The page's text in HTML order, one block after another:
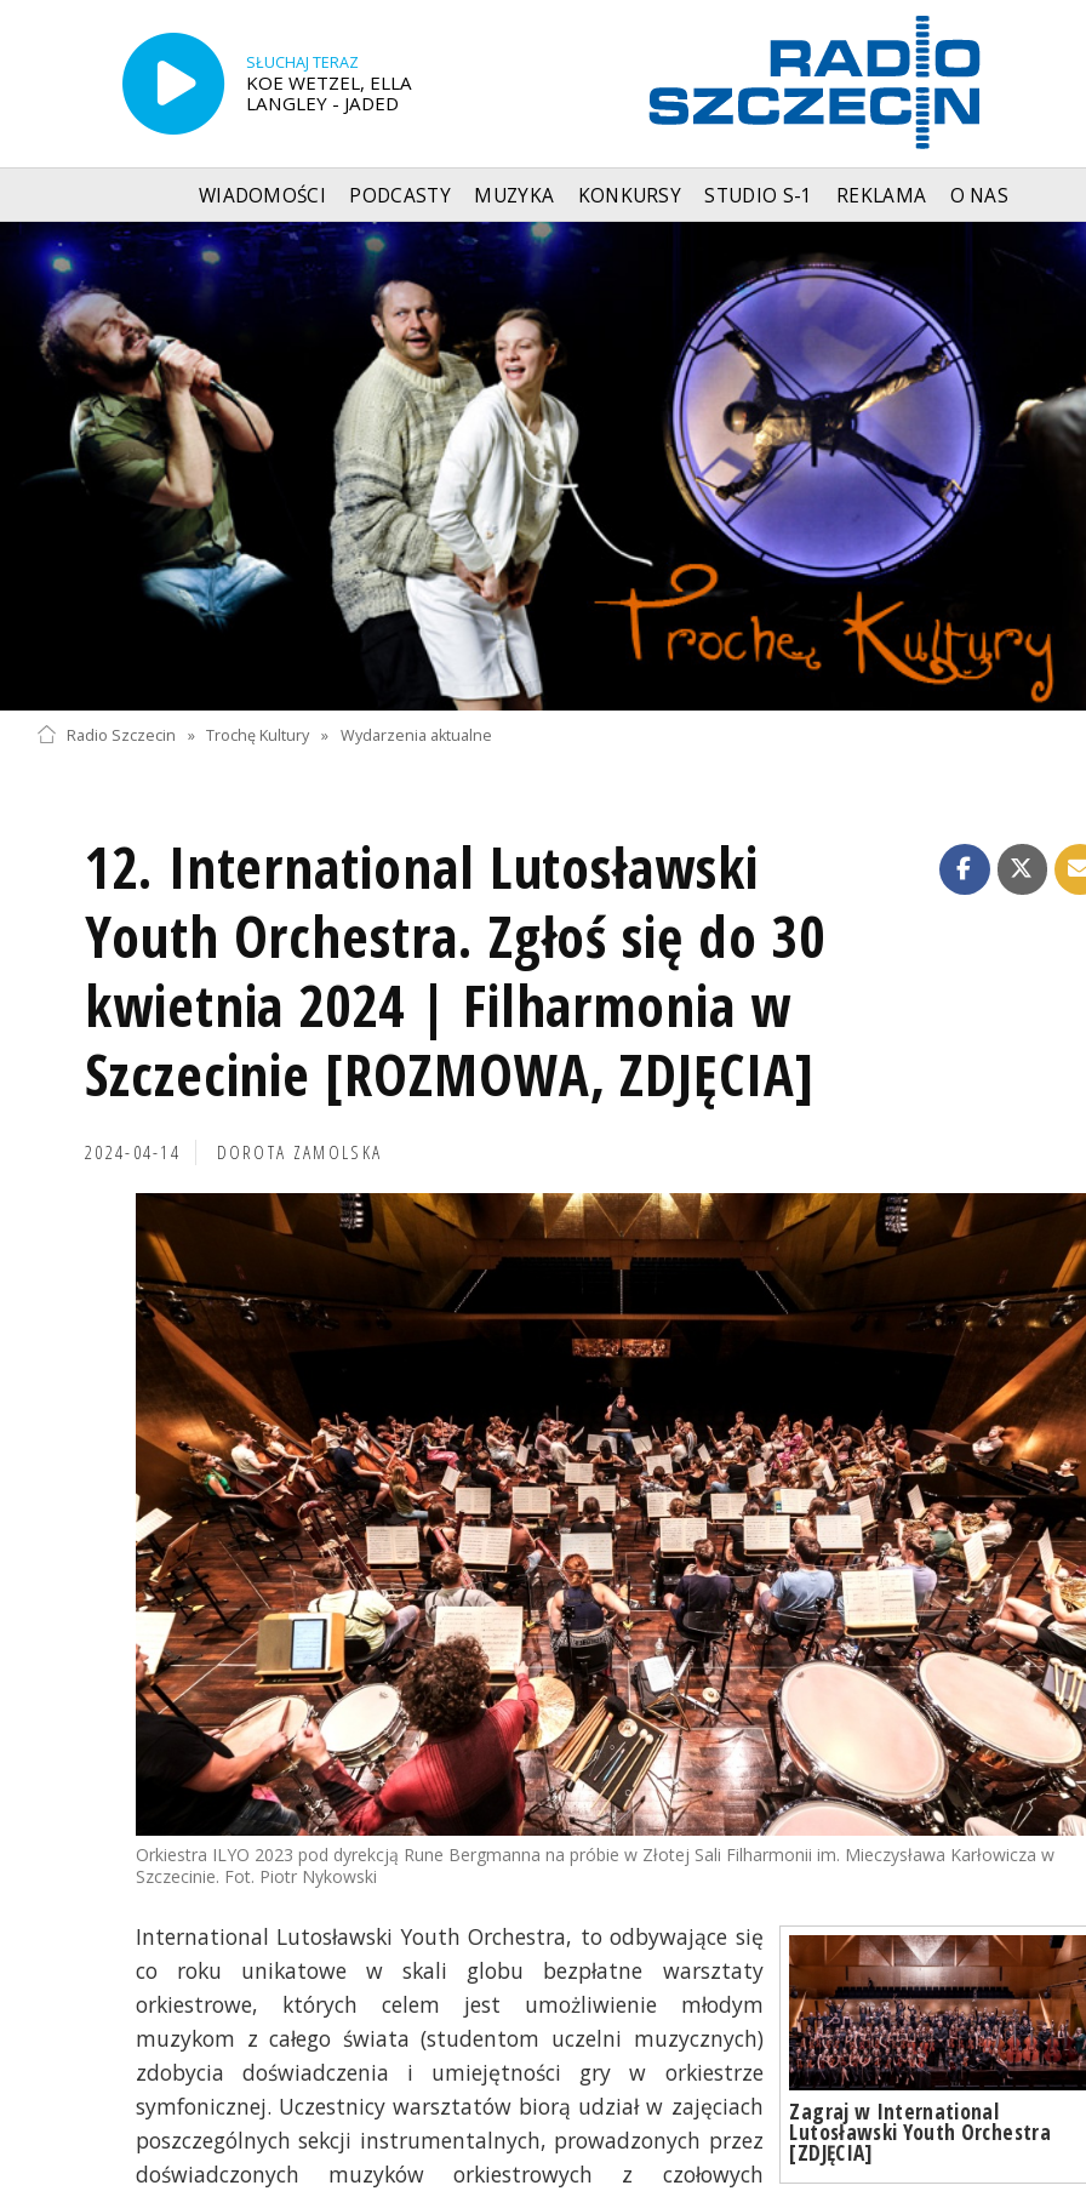
SŁUCHAJ TERAZ
KOE WETZEL, ELLA
LANGLEY - JADED
WIADOMOŚCI PODCASTY MUZYKA KONKURSY STUDIO S-1 REKLAMA O NAS
Radio Szczecin » Trochę Kultury » Wydarzenia aktualne
12. International Lutosławski
Youth Orchestra. Zgłoś się do 30
kwietnia 2024 | Filharmonia w
Szczecinie [ROZMOWA, ZDJĘCIA]
2024-04-14 DOROTA ZAMOLSKA
Orkiestra ILYO 2023 pod dyrekcją Rune Bergmanna na próbie w Złotej Sali Filharmonii im. Mieczysława Karłowicza w
Szczecinie. Fot. Piotr Nykowski
Zagraj w International
Lutosławski Youth Orchestra
[ZDJĘCIA]
International Lutosławski Youth Orchestra, to odbywające się
co roku unikatowe w skali globu bezpłatne warsztaty
orkiestrowe, których celem jest umożliwienie młodym
muzykom z całego świata (studentom uczelni muzycznych)
zdobycia doświadczenia i umiejętności gry w orkiestrze
symfonicznej. Uczestnicy warsztatów biorą udział w zajęciach
poszczególnych sekcji instrumentalnych, prowadzonych przez
doświadczonych muzyków orkiestrowych z czołowych